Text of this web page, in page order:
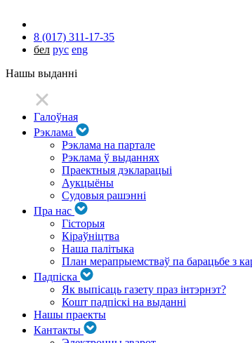
8 (017) 311-17-35
бел рус eng
Нашы выданні
Галоўная
Рэклама
Рэклама на партале
Рэклама ў выданнях
Праектныя дэкларацыі
Аукцыёны
Судовыя рашэнні
Пра нас
Гісторыя
Кіраўніцтва
Наша палітыка
План мерапрыемстваў па барацьбе з
Падпіска
Як выпісаць газету праз інтэрнэт?
Кошт падпіскі на выданні
Нашы праекты
Кантакты